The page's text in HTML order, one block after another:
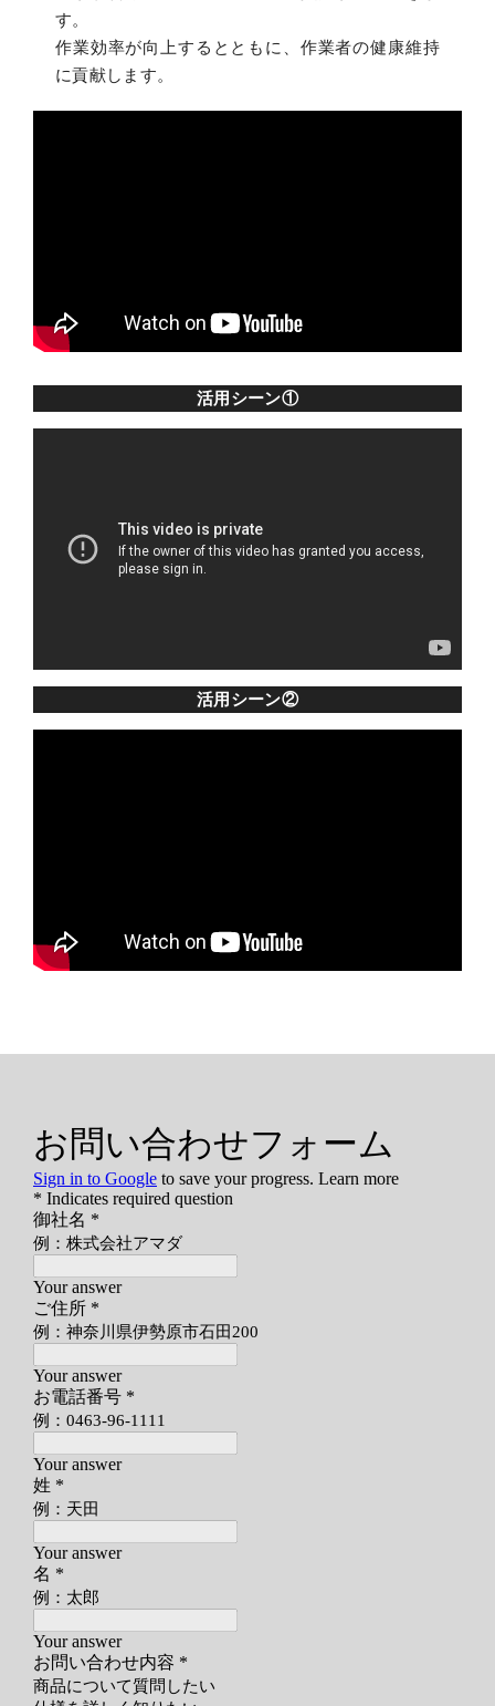
す。
作業効率が向上するとともに、作業者の健康維持
に貢献します。
活用シーン①
活用シーン②